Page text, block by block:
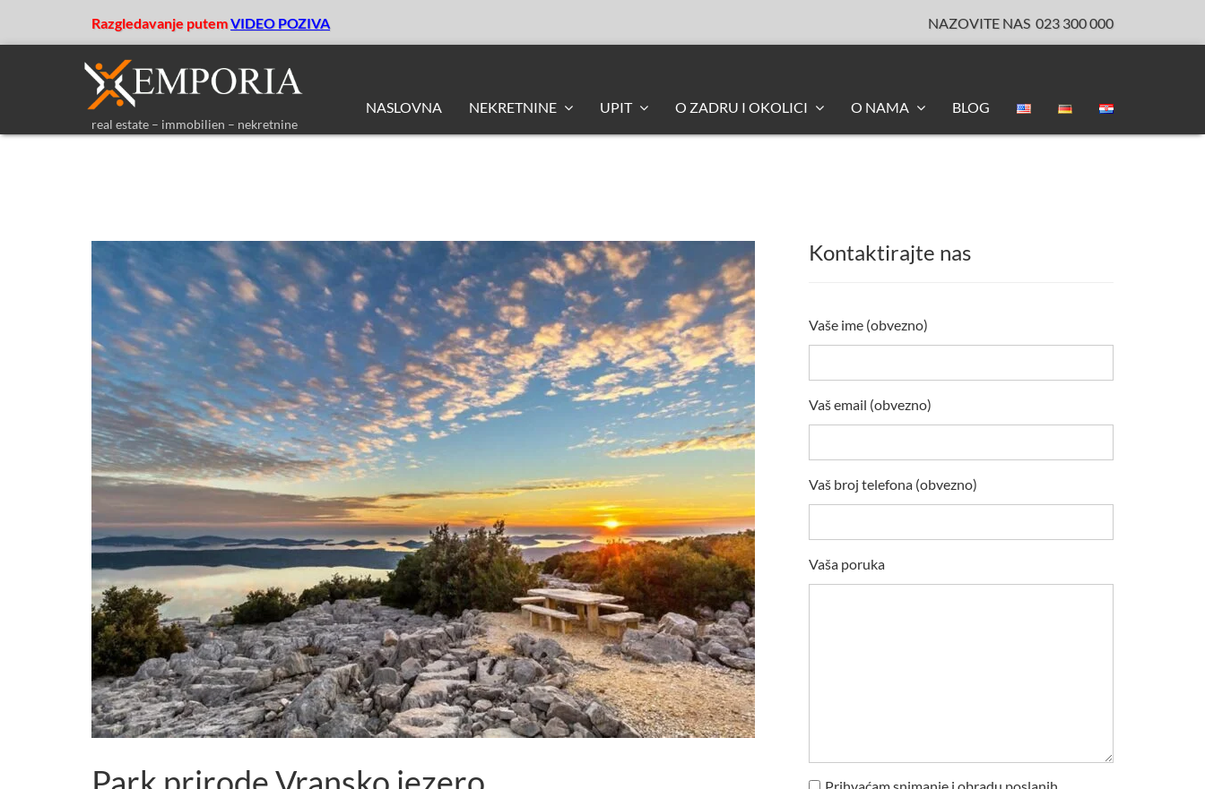
Razgledavanje putemVIDEO POZIVA NAZOVITE NAS 023 300 000
real estate – immobilien – nekretnine
NASLOVNA NEKRETNINE UPIT O ZADRU I OKOLICI O NAMA BLOG
Kontaktirajte nas
Vaše ime (obvezno)
Vaš email (obvezno)
Vaš broj telefona (obvezno)
Vaša poruka